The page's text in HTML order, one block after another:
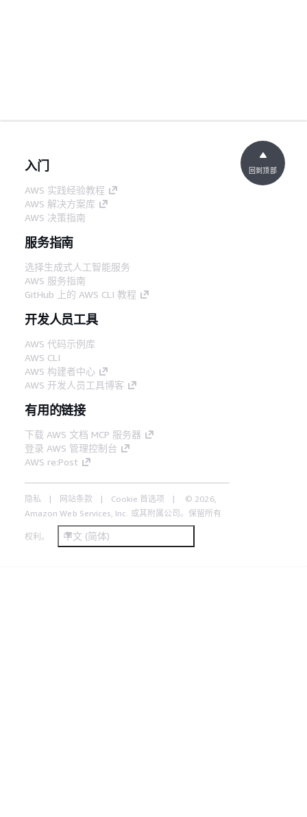
入门
AWS 实践经验教程
AWS 解决方案库
AWS 决策指南
服务指南
选择生成式人工智能服务
AWS 服务指南
GitHub 上的 AWS CLI 教程
开发人员工具
AWS 代码示例库
AWS CLI
AWS 构建者中心
AWS 开发人员工具博客
有用的链接
下载 AWS 文档 MCP 服务器
登录 AWS 管理控制台
AWS re:Post
隐私 网站条款 Cookie 首选项
© 2026,
Amazon Web Services, Inc. 或其附属公司。保留所有
权利。 中文 (简体)
回到顶部